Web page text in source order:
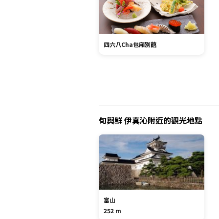
四六八Cha包廂別館
旬與鮮 伊真沁附近的觀光地點
富山
252 m